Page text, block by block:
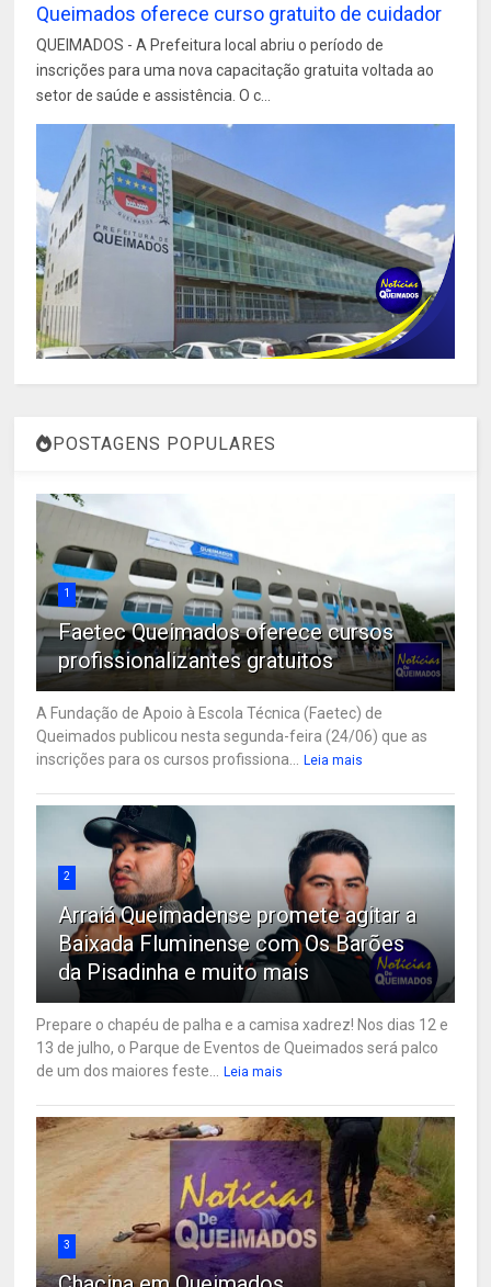
Queimados oferece curso gratuito de cuidador
QUEIMADOS - A Prefeitura local abriu o período de
inscrições para uma nova capacitação gratuita voltada ao
setor de saúde e assistência. O c...
POSTAGENS POPULARES
1
Faetec Queimados oferece cursos
profissionalizantes gratuitos
A Fundação de Apoio à Escola Técnica (Faetec) de
Queimados publicou nesta segunda-feira (24/06) que as
inscrições para os cursos profissiona...
Leia mais
2
Arraiá Queimadense promete agitar a
Baixada Fluminense com Os Barões
da Pisadinha e muito mais
Prepare o chapéu de palha e a camisa xadrez! Nos dias 12 e
13 de julho, o Parque de Eventos de Queimados será palco
de um dos maiores feste...
Leia mais
3